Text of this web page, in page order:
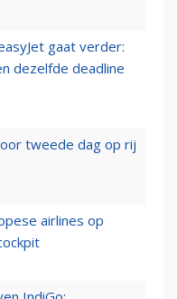
gaat verder:
dezelfde deadline
tweede dag op rij
airlines op